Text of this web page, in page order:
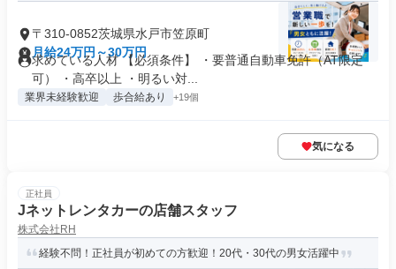
〒310-0852茨城県水戸市笠原町
月給24万円～30万円
求めている人材 【必須条件】 ・要普通自動車免許（AT限定
可） ・高卒以上 ・明るい対...
業界未経験歓迎 歩合給あり +19個
気になる
正社員
Jネットレンタカーの店舗スタッフ
株式会社RH
経験不問！正社員が初めての方歓迎！20代・30代の男女活躍中